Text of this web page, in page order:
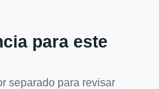
para este
separado para revisar